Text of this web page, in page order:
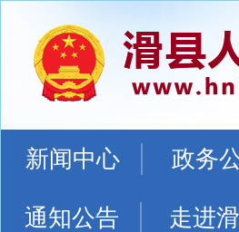
新闻中心 政务
通知公告 走进